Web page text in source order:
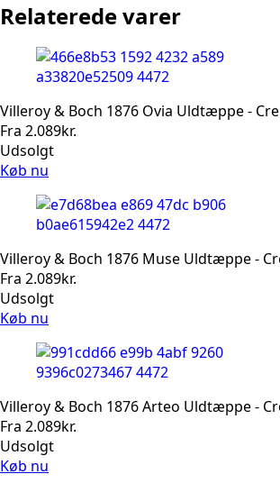
Relaterede varer
Villeroy & Boch 1876 Ovia Uldtæppe -
Fra 2.089kr.
Udsolgt
Køb nu
Villeroy & Boch 1876 Muse Uldtæppe -
Fra 2.089kr.
Udsolgt
Køb nu
Villeroy & Boch 1876 Arteo Uldtæppe -
Fra 2.089kr.
Udsolgt
Køb nu